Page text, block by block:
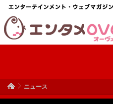
ニュース